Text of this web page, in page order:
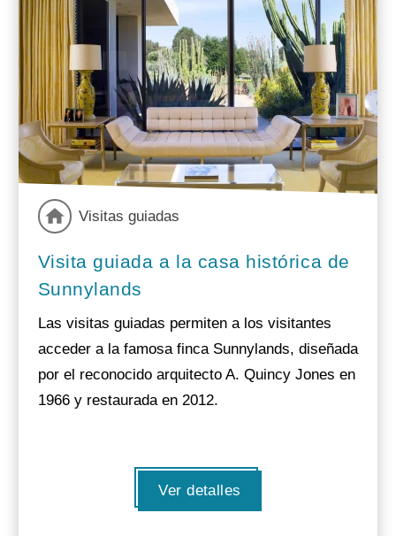
Visitas guiadas
Visita guiada a la casa histórica de
Sunnylands
Las visitas guiadas permiten a los visitantes
acceder a la famosa finca Sunnylands, diseñada
por el reconocido arquitecto A. Quincy Jones en
1966 y restaurada en 2012.
Ver detalles